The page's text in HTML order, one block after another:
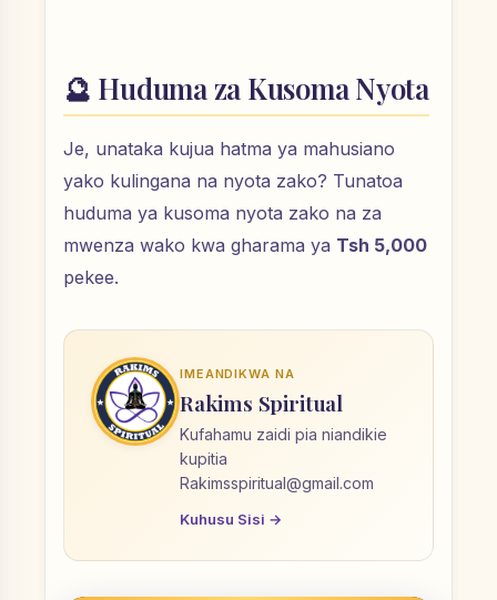
🔮 Huduma za Kusoma Nyota
Je, unataka kujua hatma ya mahusiano
yako kulingana na nyota zako? Tunatoa
huduma ya kusoma nyota zako na za
mwenza wako kwa gharama ya Tsh 5,000
pekee.
IMEANDIKWA NA
Rakims Spiritual
Kufahamu zaidi pia niandikie
kupitia
Rakimsspiritual@gmail.com
Kuhusu Sisi →